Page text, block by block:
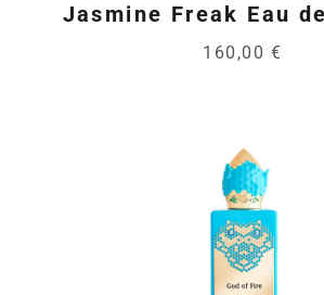
Jasmine Freak Eau
160,00 €